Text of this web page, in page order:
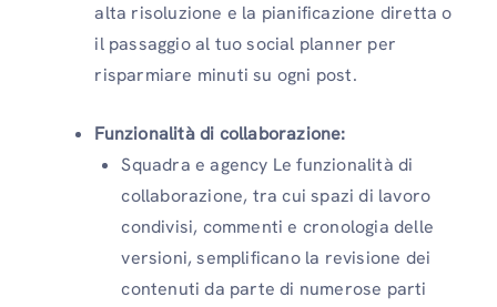
alta risoluzione e la pianificazione diretta o
il passaggio al tuo social planner per
risparmiare minuti su ogni post.
Funzionalità di collaborazione:
Squadra e agency Le funzionalità di
collaborazione, tra cui spazi di lavoro
condivisi, commenti e cronologia delle
versioni, semplificano la revisione dei
contenuti da parte di numerose parti